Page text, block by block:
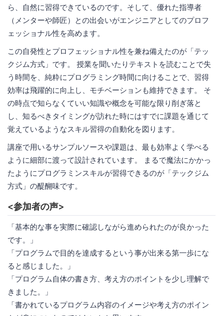
ら、自然に習得できているのです。そして、優れた指導者
（メンターや師匠）との出会いがエンジニアとしてのプロフ
ェッショナル性を高めます。
この自発性とプロフェッショナル性を兼ね備えたのが「テッ
クジム方式」です。 授業を聞いたりテキストを読むことで失
う時間を、純粋にプログラミング時間に向けることで、習得
効率は飛躍的に向上し、モチベーションも維持できます。 そ
の時点で知らなくていい知識や概念を可能な限り削ぎ落と
し、知るべきタイミングが訪れた時にはすでに課題を通じて
覚えているようなスキル習得の自動化を図ります。
講座で用いるサンプルソースや課題は、最も効率よく学べる
ように細部に渡って設計されています。 まるで魔法にかかっ
たようにプログラミンスキルが習得できるのが「テックジム
方式」の醍醐味です。
<参加者の声>
「基本的な事を実際に確認しながら進められたのが良かった
です。」
「プログラムで目的を達成するという事が出来る第一歩にな
ると感じました。」
「プログラム自体の書き方、考え方のポイントを少し理解で
きました。」
「書かれているプログラム内容のイメージや考え方のポイン